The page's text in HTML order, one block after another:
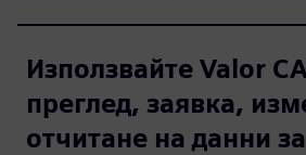
Използвайте Valor
преглед, заявка,
отчитане на данни за